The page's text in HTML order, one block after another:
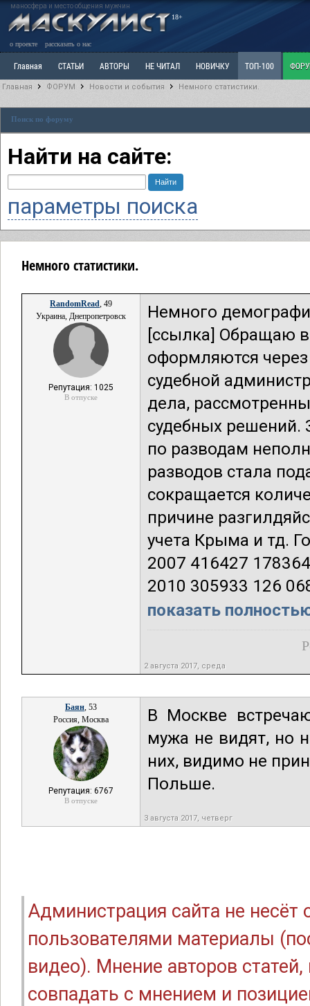
маносфера и место общения мужчин
18+
о проекте рассказать о нас
Главная СТАТЬИ АВТОРЫ НЕ ЧИТАЛ НОВИЧКУ ТОП-100
РАЗДЕЛ: Разное
Главная ФОРУМ Новости и события Немного статистики.
Поиск по форуму
Найти на сайте:
параметры поиска
Немного статистики.
RandomRead, 49
Украина, Днепропетровск
Репутация: 1025
В отпуске
Немного
[ссылка] Обращаю
оформляются через
судебной
дела,
судебных решений.
по разводам
разводов стала
сокращается
причине
учета Крыма и тд.
2007 416427
2010 305933 126
показать
2 августа 2017, среда
Баян, 53
Россия, Москва
Репутация: 6767
В отпуске
В Москве
мужа не видят, но
них, видимо не
Польше.
3 августа 2017, четверг
Администрация сайта не
пользователями материалы
видео). Мнение авторов
совпадать с мнением и